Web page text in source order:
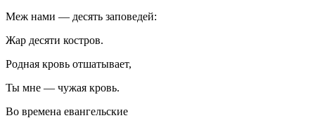
Меж нами — десять заповедей:
Жар десяти костров.
Родная кровь отшатывает,
Ты мне — чужая кровь.
Во времена евангельские